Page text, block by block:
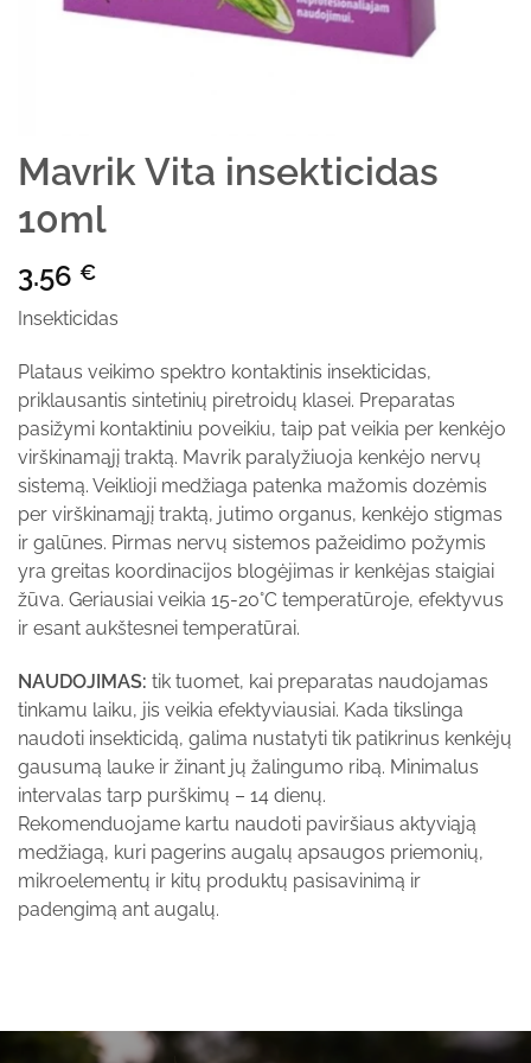
Mavrik Vita insekticidas
10ml
3.56 €
Insekticidas
Plataus veikimo spektro kontaktinis insekticidas,
priklausantis sintetinių piretroidų klasei. Preparatas
pasižymi kontaktiniu poveikiu, taip pat veikia per kenkėjo
virškinamąjį traktą. Mavrik paralyžiuoja kenkėjo nervų
sistemą. Veiklioji medžiaga patenka mažomis dozėmis
per virškinamąjį traktą, jutimo organus, kenkėjo stigmas
ir galūnes. Pirmas nervų sistemos pažeidimo požymis
yra greitas koordinacijos blogėjimas ir kenkėjas staigiai
žūva. Geriausiai veikia 15-20°C temperatūroje, efektyvus
ir esant aukštesnei temperatūrai.
NAUDOJIMAS: tik tuomet, kai preparatas naudojamas
tinkamu laiku, jis veikia efektyviausiai. Kada tikslinga
naudoti insekticidą, galima nustatyti tik patikrinus kenkėjų
gausumą lauke ir žinant jų žalingumo ribą. Minimalus
intervalas tarp purškimų – 14 dienų.
Rekomenduojame kartu naudoti paviršiaus aktyviąją
medžiagą, kuri pagerins augalų apsaugos priemonių,
mikroelementų ir kitų produktų pasisavinimą ir
padengimą ant augalų.